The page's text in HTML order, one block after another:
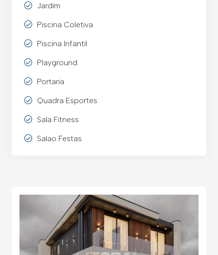
Jardim
Piscina Coletiva
Piscina Infantil
Playground
Portaria
Quadra Esportes
Sala Fitness
Salao Festas